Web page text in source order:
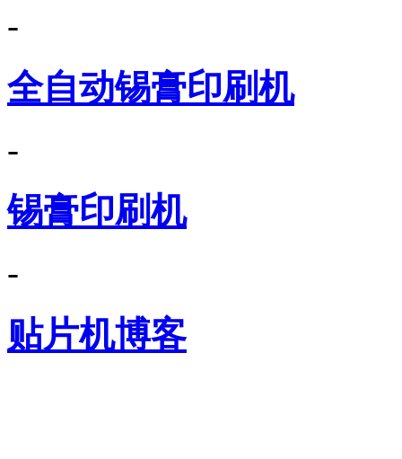
-
全自动锡膏印刷机
-
锡膏印刷机
-
贴片机博客